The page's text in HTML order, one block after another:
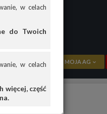
w celach
do Twoich
w celach
więcej, część
MOJA AG
PRZEGLĄD